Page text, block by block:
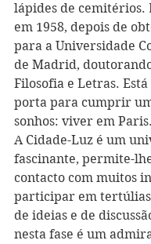
lápides de cemitérios.
em 1958, depois de
para a Universidade
de Madrid,
Filosofia e Letras.
porta para cumprir
sonhos: viver em Paris.
A Cidade-Luz é um
fascinante, permite-
contacto com muitos
participar em
de ideias e de
nesta fase é um